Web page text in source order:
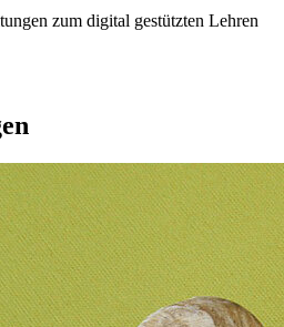
zum digital gestützten Lehren